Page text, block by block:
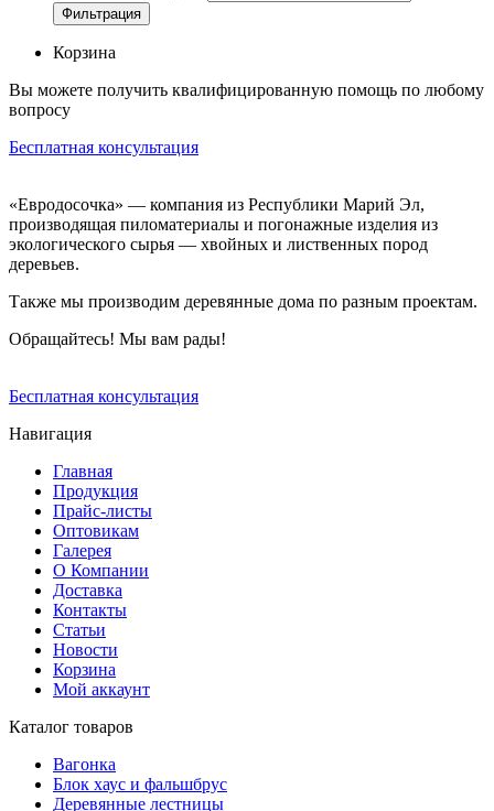
Фильтрация
Корзина
Вы можете получить квалифицированную помощь по любому
вопросу
Бесплатная консультация
«Евродосочка» — компания из Республики Марий Эл,
производящая пиломатериалы и погонажные изделия из
экологического сырья — хвойных и лиственных пород
деревьев.
Также мы производим деревянные дома по разным проектам.
Обращайтесь! Мы вам рады!
Бесплатная консультация
Навигация
Главная
Продукция
Прайс-листы
Оптовикам
Галерея
О Компании
Доставка
Контакты
Статьи
Новости
Корзина
Мой аккаунт
Каталог товаров
Вагонка
Блок хаус и фальшбрус
Деревянные лестницы